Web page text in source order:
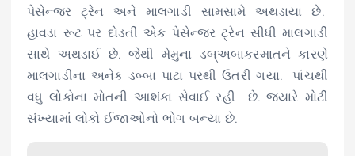
પેસેન્જર ટ્રેન અને માલગાડી સામસામે અથડાયા છે.
હાવડા રૂટ પર દોડતી એક પેસેન્જર ટ્રેન સીધી માલગાડી
સાથે અથડાઈ છે. જેથી મેમુના ડબ્અબાકસ્માતને કારણે
માલગાડીના અનેક ડબ્બા પાટા પરથી ઉતરી ગયા. પાંચથી
વધુ લોકોના મોતની આશંકા સેવાઈ રહી છે. જ્યારે મોટી
સંખ્યામાં લોકો ઈજાઓનો ભોગ બન્યા છે.